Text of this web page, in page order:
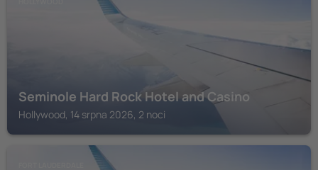
Seminole Hard Rock Hotel and Casino
Hollywood, 14 srpna 2026, 2 noci